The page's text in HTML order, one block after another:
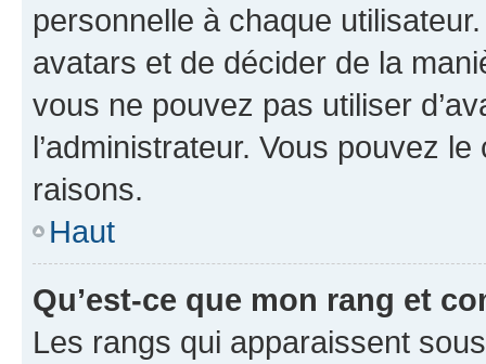
personnelle à chaque utilisateur.
avatars et de décider de la
vous ne pouvez pas utiliser
l’administrateur. Vous pouvez
raisons.
Haut
Qu’est-ce que mon rang et
Les rangs qui apparaissent